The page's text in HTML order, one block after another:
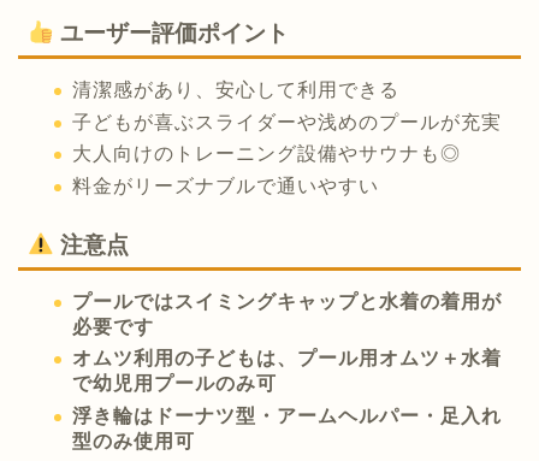
ユーザー評価ポイント
清潔感があり、安心して利用できる
子どもが喜ぶスライダーや浅めのプールが充実
大人向けのトレーニング設備やサウナも◎
料金がリーズナブルで通いやすい
注意点
プールではスイミングキャップと水着の着用が
必要です
オムツ利用の子どもは、プール用オムツ＋水着
で幼児用プールのみ可
浮き輪はドーナツ型・アームヘルパー・足入れ
型のみ使用可